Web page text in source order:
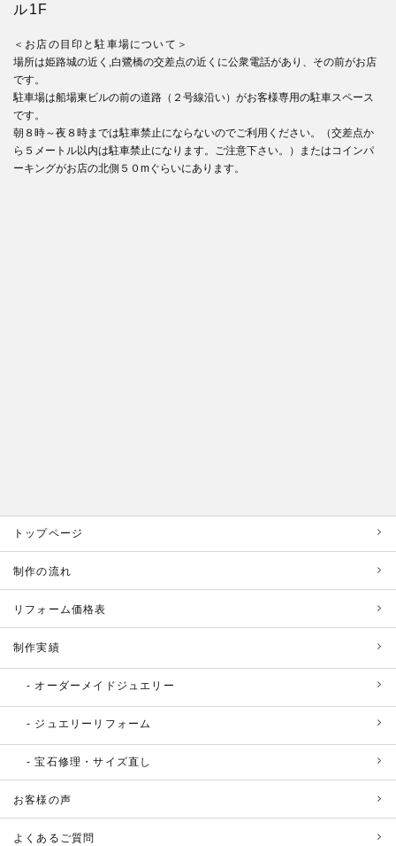
ル1F
＜お店の目印と駐車場について＞
場所は姫路城の近く,白鷺橋の交差点の近くに公衆電話があり、その前がお店
です。
駐車場は船場東ビルの前の道路（２号線沿い）がお客様専用の駐車スペース
です。
朝８時～夜８時までは駐車禁止にならないのでご利用ください。（交差点か
ら５メートル以内は駐車禁止になります。ご注意下さい。）またはコインパ
ーキングがお店の北側５０mぐらいにあります。
トップページ
制作の流れ
リフォーム価格表
制作実績
オーダーメイドジュエリー
ジュエリーリフォーム
宝石修理・サイズ直し
お客様の声
よくあるご質問